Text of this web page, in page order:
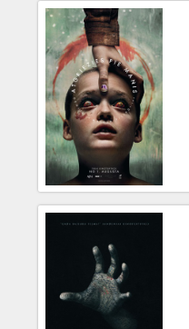
Подарки
Кинозакуски
B2B
Клуб